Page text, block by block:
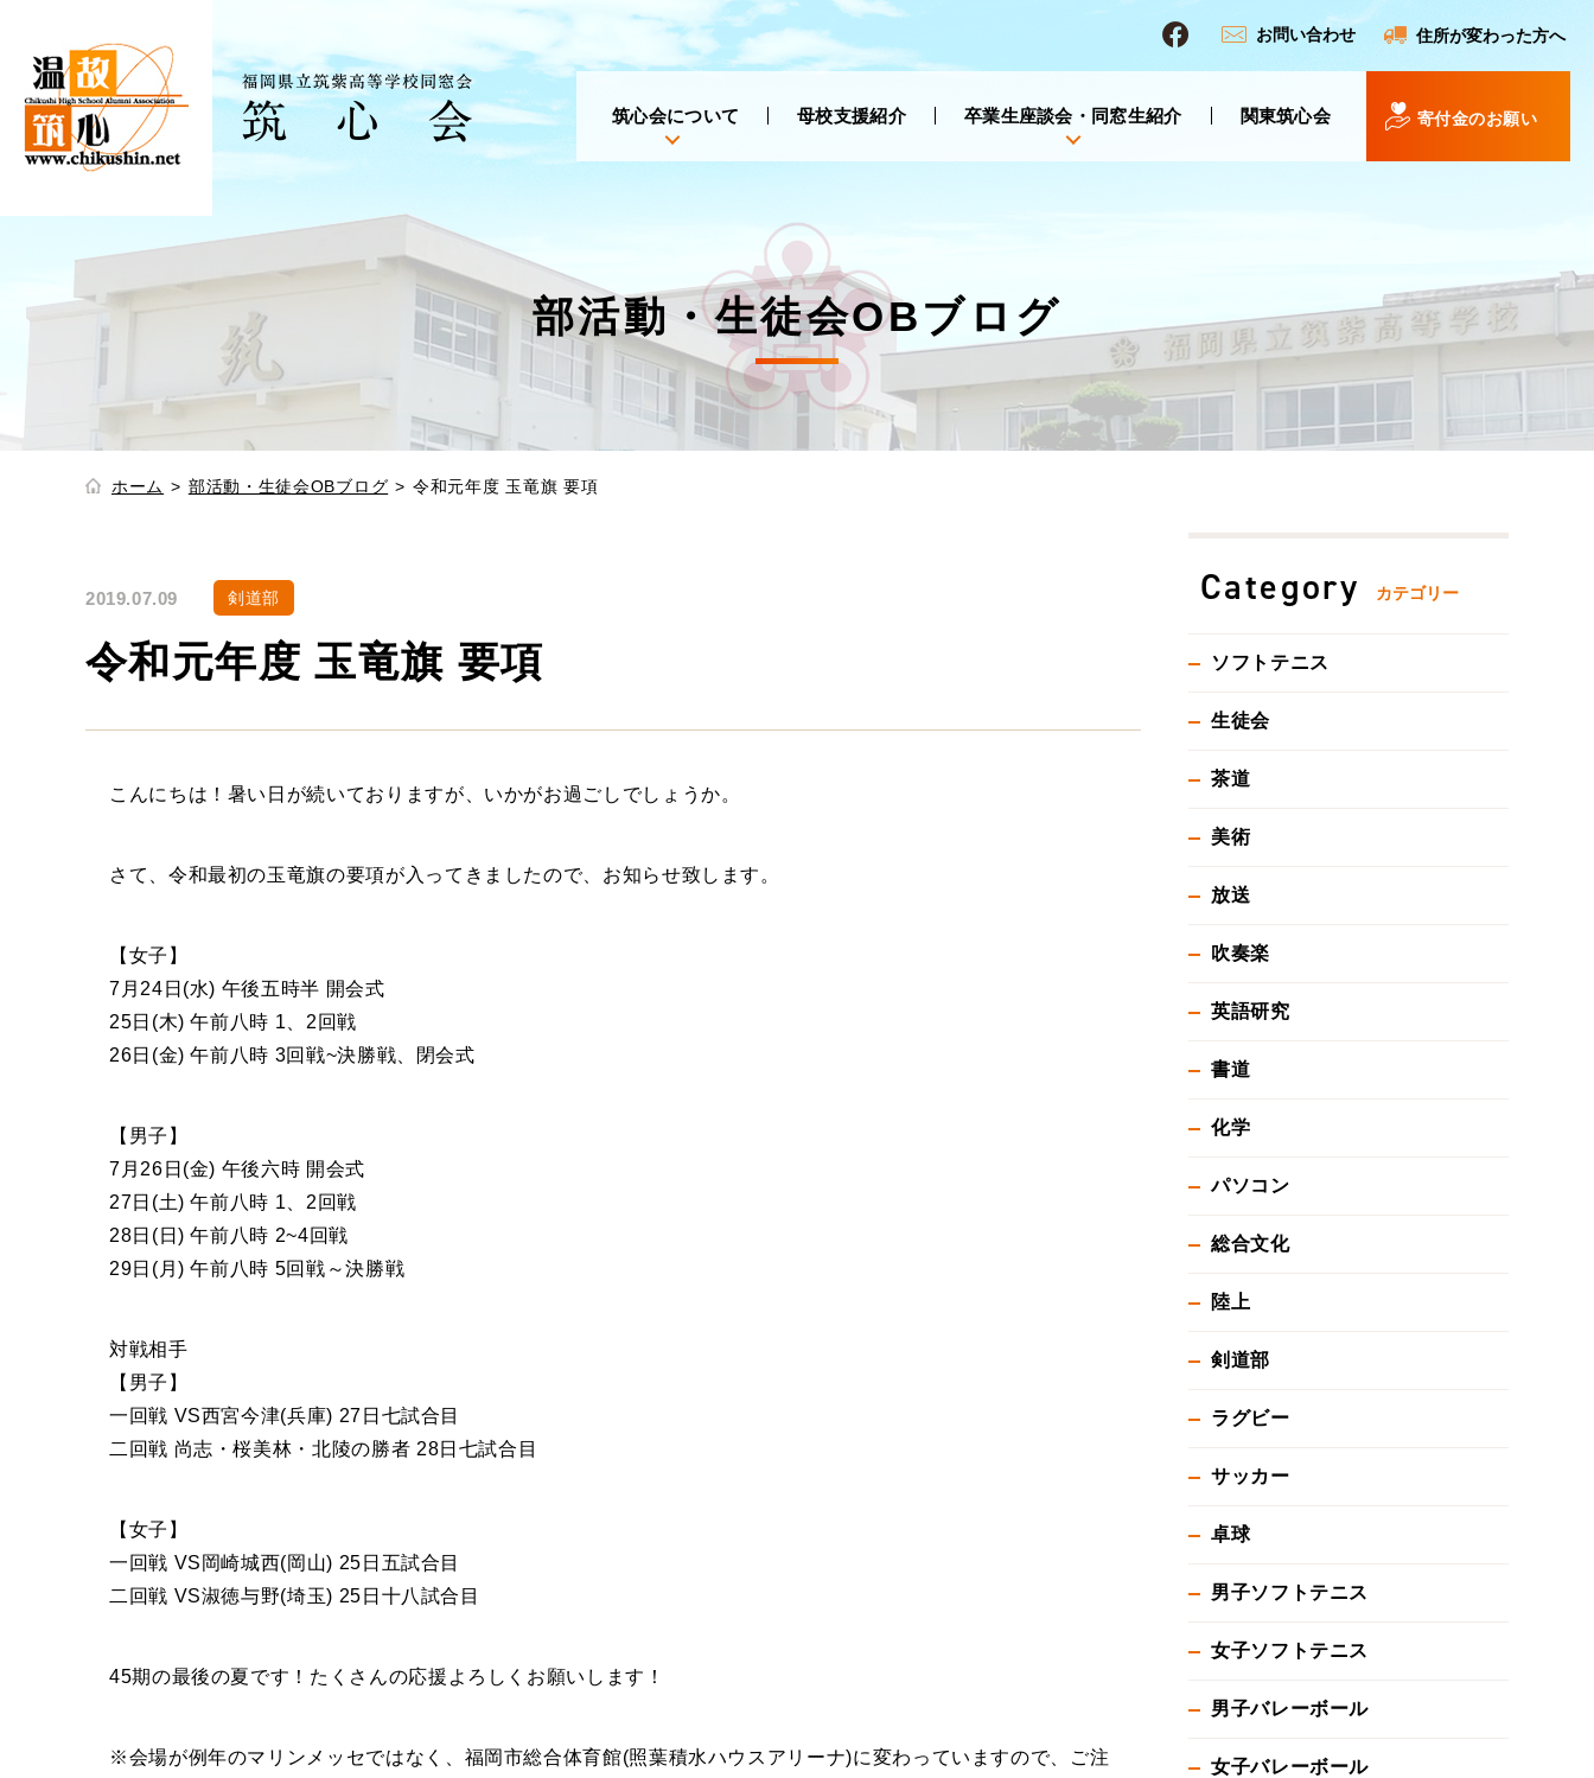
お問い合わせ 住所が変わった方へ
筑心会について 母校支援紹介 卒業生座談会・同窓生紹介 関東筑心会 寄付金のお願い
部活動・生徒会OBブログ
ホーム 部活動・生徒会OBブログ 令和元年度 玉竜旗 要項
2019.07.09 剣道部
令和元年度 玉竜旗 要項
こんにちは！暑い日が続いておりますが、いかがお過ごしでしょうか。
さて、令和最初の玉竜旗の要項が入ってきましたので、お知らせ致します。
【女子】
7月24日(水) 午後五時半 開会式
25日(木) 午前八時 1、2回戦
26日(金) 午前八時 3回戦~決勝戦、閉会式
【男子】
7月26日(金) 午後六時 開会式
27日(土) 午前八時 1、2回戦
28日(日) 午前八時 2~4回戦
29日(月) 午前八時 5回戦～決勝戦
対戦相手
【男子】
一回戦 VS西宮今津(兵庫) 27日七試合目
二回戦 尚志・桜美林・北陵の勝者 28日七試合目
【女子】
一回戦 VS岡崎城西(岡山) 25日五試合目
二回戦 VS淑徳与野(埼玉) 25日十八試合目
45期の最後の夏です！たくさんの応援よろしくお願いします！
※会場が例年のマリンメッセではなく、福岡市総合体育館(照葉積水ハウスアリーナ)に変わっていますので、ご注
Category カテゴリー
ソフトテニス
生徒会
茶道
美術
放送
吹奏楽
英語研究
書道
化学
パソコン
総合文化
陸上
剣道部
ラグビー
サッカー
卓球
男子ソフトテニス
女子ソフトテニス
男子バレーボール
女子バレーボール